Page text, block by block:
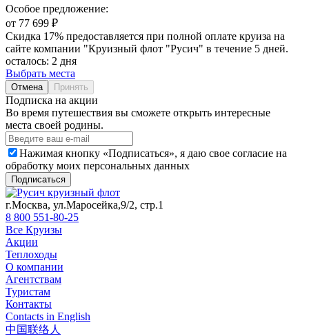
Особое предложение:
от 77 699 ₽
Скидка 17% предоставляется при полной оплате круиза на
сайте компании "Круизный флот "Русич" в течение 5 дней.
осталось: 2 дня
Выбрать места
Отмена Принять
Подписка на акции
Во время путешествия вы сможете открыть интересные
места своей родины.
Нажимая кнопку «Подписаться», я даю свое согласие на
обработку моих персональных данных
Подписаться
г.Москва, ул.Маросейка,9/2, стр.1
8 800 551-80-25
Все Круизы
Акции
Теплоходы
О компании
Агентствам
Туристам
Контакты
Contacts in English
中国联络人